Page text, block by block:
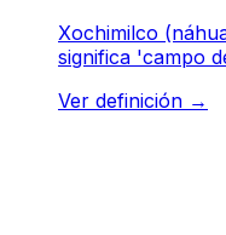
Xochimilco
significa 'campo
Ver definición →